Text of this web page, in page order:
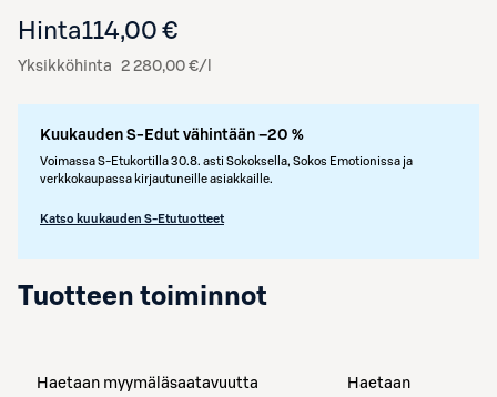
Hinta114,00 €
Yksikköhinta 2 280,00 €/l
Kuukauden S-Edut vähintään –20 %
Voimassa S-Etukortilla 30.8. asti Sokoksella, Sokos Emotionissa ja
verkkokaupassa kirjautuneille asiakkaille.
Katso kuukauden S-Etutuotteet
Tuotteen toiminnot
Haetaan myymäläsaatavuutta
Haetaan